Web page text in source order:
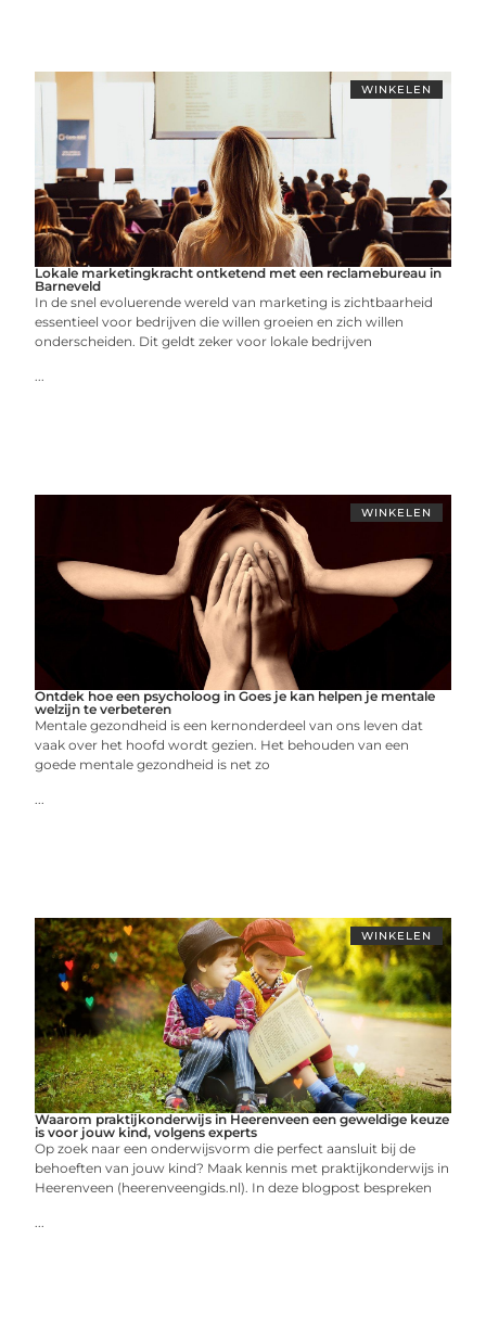
WINKELEN
Lokale marketingkracht ontketend met een reclamebureau in
Barneveld
In de snel evoluerende wereld van marketing is zichtbaarheid
essentieel voor bedrijven die willen groeien en zich willen
onderscheiden. Dit geldt zeker voor lokale bedrijven
...
WINKELEN
Ontdek hoe een psycholoog in Goes je kan helpen je mentale
welzijn te verbeteren
Mentale gezondheid is een kernonderdeel van ons leven dat
vaak over het hoofd wordt gezien. Het behouden van een
goede mentale gezondheid is net zo
...
WINKELEN
Waarom praktijkonderwijs in Heerenveen een geweldige keuze
is voor jouw kind, volgens experts
Op zoek naar een onderwijsvorm die perfect aansluit bij de
behoeften van jouw kind? Maak kennis met praktijkonderwijs in
Heerenveen (heerenveengids.nl). In deze blogpost bespreken
...